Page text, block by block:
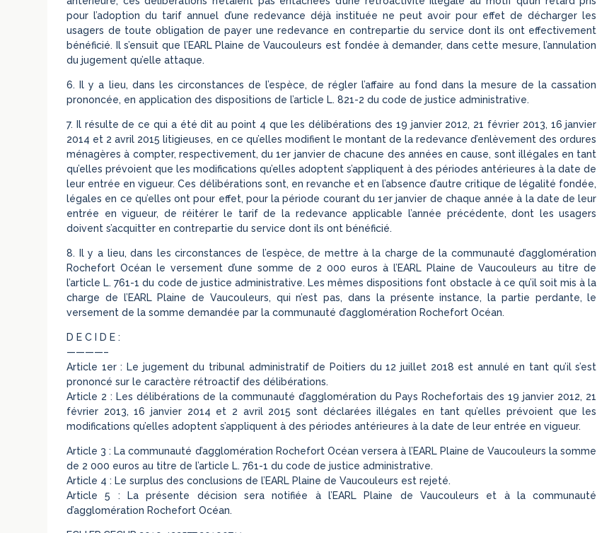
pour l’adoption du tarif annuel d’une redevance déjà instituée ne peut avoir pour effet de décharger les
usagers de toute obligation de payer une redevance en contrepartie du service dont ils ont effectivement
bénéficié. Il s’ensuit que l’EARL Plaine de Vaucouleurs est fondée à demander, dans cette mesure, l’annulation
du jugement qu’elle attaque.
6. Il y a lieu, dans les circonstances de l’espèce, de régler l’affaire au fond dans la mesure de la cassation
prononcée, en application des dispositions de l’article L. 821-2 du code de justice administrative.
7. Il résulte de ce qui a été dit au point 4 que les délibérations des 19 janvier 2012, 21 février 2013, 16 janvier
2014 et 2 avril 2015 litigieuses, en ce qu’elles modifient le montant de la redevance d’enlèvement des ordures
ménagères à compter, respectivement, du 1er janvier de chacune des années en cause, sont illégales en tant
qu’elles prévoient que les modifications qu’elles adoptent s’appliquent à des périodes antérieures à la date de
leur entrée en vigueur. Ces délibérations sont, en revanche et en l’absence d’autre critique de légalité fondée,
légales en ce qu’elles ont pour effet, pour la période courant du 1er janvier de chaque année à la date de leur
entrée en vigueur, de réitérer le tarif de la redevance applicable l’année précédente, dont les usagers
doivent s’acquitter en contrepartie du service dont ils ont bénéficié.
8. Il y a lieu, dans les circonstances de l’espèce, de mettre à la charge de la communauté d’agglomération
Rochefort Océan le versement d’une somme de 2 000 euros à l’EARL Plaine de Vaucouleurs au titre de
l’article L. 761-1 du code de justice administrative. Les mêmes dispositions font obstacle à ce qu’il soit mis à la
charge de l’EARL Plaine de Vaucouleurs, qui n’est pas, dans la présente instance, la partie perdante, le
versement de la somme demandée par la communauté d’agglomération Rochefort Océan.
D E C I D E :
————–
Article 1er : Le jugement du tribunal administratif de Poitiers du 12 juillet 2018 est annulé en tant qu’il s’est
prononcé sur le caractère rétroactif des délibérations.
Article 2 : Les délibérations de la communauté d’agglomération du Pays Rochefortais des 19 janvier 2012, 21
février 2013, 16 janvier 2014 et 2 avril 2015 sont déclarées illégales en tant qu’elles prévoient que les
modifications qu’elles adoptent s’appliquent à des périodes antérieures à la date de leur entrée en vigueur.
Article 3 : La communauté d’agglomération Rochefort Océan versera à l’EARL Plaine de Vaucouleurs la somme
de 2 000 euros au titre de l’article L. 761-1 du code de justice administrative.
Article 4 : Le surplus des conclusions de l’EARL Plaine de Vaucouleurs est rejeté.
Article 5 : La présente décision sera notifiée à l’EARL Plaine de Vaucouleurs et à la communauté
d’agglomération Rochefort Océan.